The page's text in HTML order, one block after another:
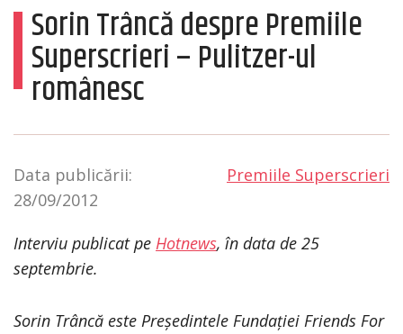
Sorin Trâncă despre Premiile
Superscrieri – Pulitzer-ul
românesc
Data publicării:
28/09/2012
Premiile Superscrieri
Interviu publicat pe Hotnews, în data de 25
septembrie.
Sorin Trâncă este Președintele Fundației Friends For